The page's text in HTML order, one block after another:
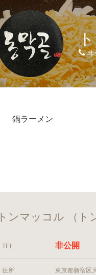
非
鍋ラーメン
トンマッコル （ト
TEL 非公開
住所
東京都新宿区